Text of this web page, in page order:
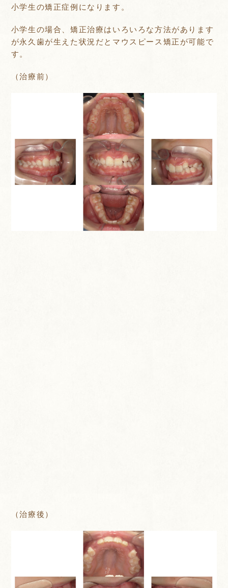
小学生の矯正症例になります。
小学生の場合、矯正治療はいろいろな方法があります
が永久歯が生えた状況だとマウスピース矯正が可能で
す。
（治療前）
（治療後）